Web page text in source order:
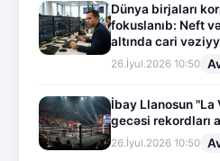
Dünya birjaları
fokuslanıb: Neft
altında cari
26.İyul.2026 10:50
İbay Llanosun "La
gecəsi rekordları
26.İyul.2026 10:50